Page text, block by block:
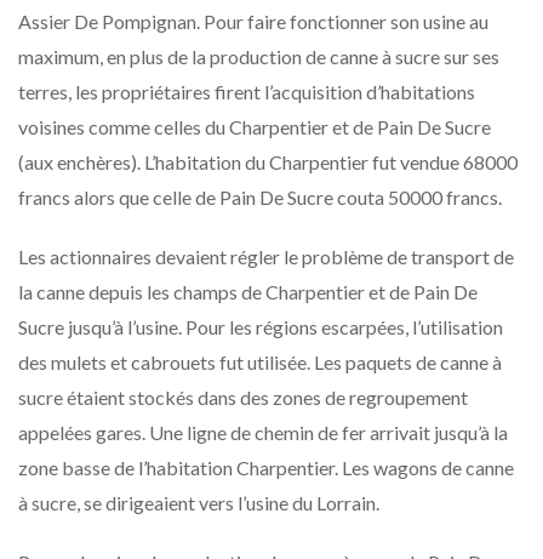
Assier De Pompignan. Pour faire fonctionner son usine au
maximum, en plus de la production de canne à sucre sur ses
terres, les propriétaires firent l’acquisition d’habitations
voisines comme celles du Charpentier et de Pain De Sucre
(aux enchères). L’habitation du Charpentier fut vendue 68000
francs alors que celle de Pain De Sucre couta 50000 francs.
Les actionnaires devaient régler le problème de transport de
la canne depuis les champs de Charpentier et de Pain De
Sucre jusqu’à l’usine. Pour les régions escarpées, l’utilisation
des mulets et cabrouets fut utilisée. Les paquets de canne à
sucre étaient stockés dans des zones de regroupement
appelées gares. Une ligne de chemin de fer arrivait jusqu’à la
zone basse de l’habitation Charpentier. Les wagons de canne
à sucre, se dirigeaient vers l’usine du Lorrain.